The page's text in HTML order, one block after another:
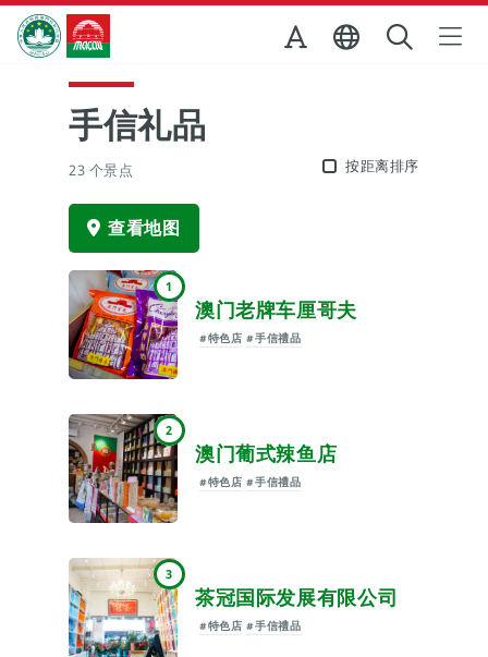
跳至主内容
澳门特别行政区政府旅游局
手信礼品
23 个景点 按距离排序
查看地图
1
澳门老牌车厘哥夫
#特色店 #手信禮品
2
澳门葡式辣鱼店
#特色店 #手信禮品
3
茶冠国际发展有限公司
#特色店 #手信禮品